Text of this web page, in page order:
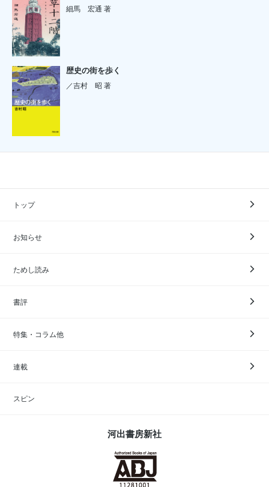
細馬 宏通 著
歴史の街を歩く
／吉村 昭 著
トップ
お知らせ
ためし読み
書評
特集・コラム他
連載
スピン
河出書房新社